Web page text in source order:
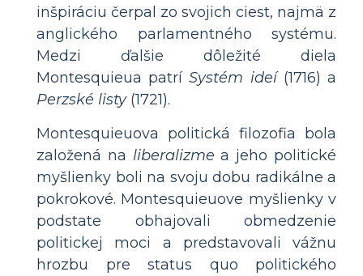
inšpiráciu čerpal zo svojich ciest, najmä z
anglického parlamentného systému.
Medzi ďalšie dôležité diela
Montesquieua patríSystém ideí(1716) a
Perzské listy(1721).
Montesquieuova politická filozofia bola
založená na liberalizme a jeho politické
myšlienky boli na svoju dobu radikálne a
pokrokové. Montesquieuove myšlienky v
podstate obhajovali obmedzenie
politickej moci a predstavovali vážnu
hrozbu pre status quo politického